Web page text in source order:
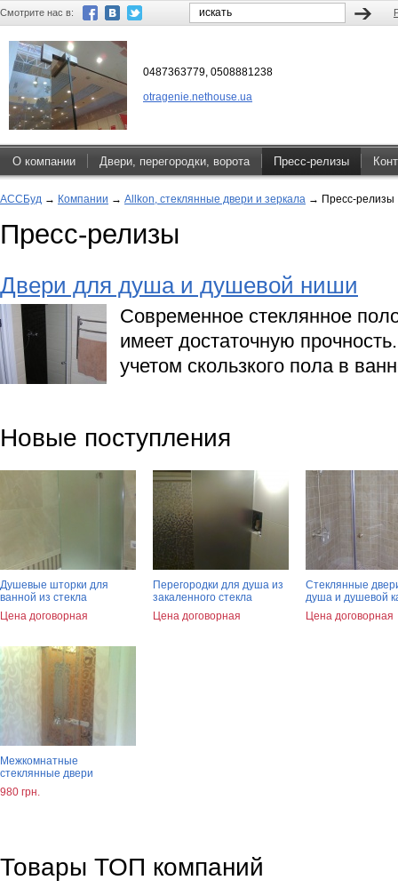
Смотрите нас в:
0487363779, 0508881238
otragenie.nethouse.ua
О компании Двери, перегородки, ворота Пресс-релизы
АССБуд → Компании → Allkon, стеклянные двери и зеркала → Пресс-релизы
Пресс-релизы
Двери для душа и душевой ниши
Современное стеклянное
имеет достаточную
учетом скользкого пола в
Новые поступления
Душевые шторки для
ванной из стекла
Цена договорная
Перегородки для душа из
закаленного стекла
Цена договорная
Стеклянные
душа и душевой
Цена договорная
Межкомнатные
стеклянные двери
980 грн.
Товары ТОП компаний